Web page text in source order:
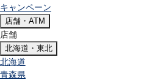
キャンペーン
店舗・ATM
店舗
北海道・東北
北海道
青森県